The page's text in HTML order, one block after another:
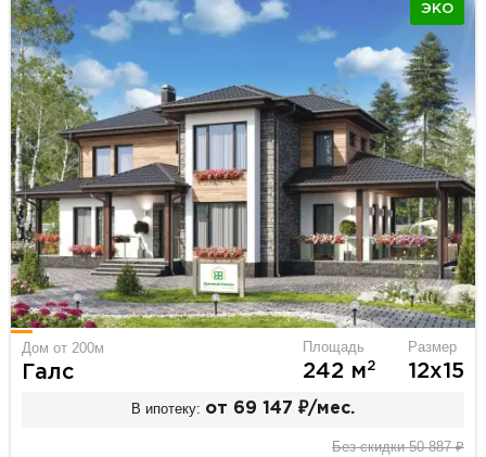
ЭКО
Дом от 200м
Галс
Площадь
242 м2
Размер
12х15
В ипотеку: от 69 147 ₽/мес.
Без скидки 50 887 ₽